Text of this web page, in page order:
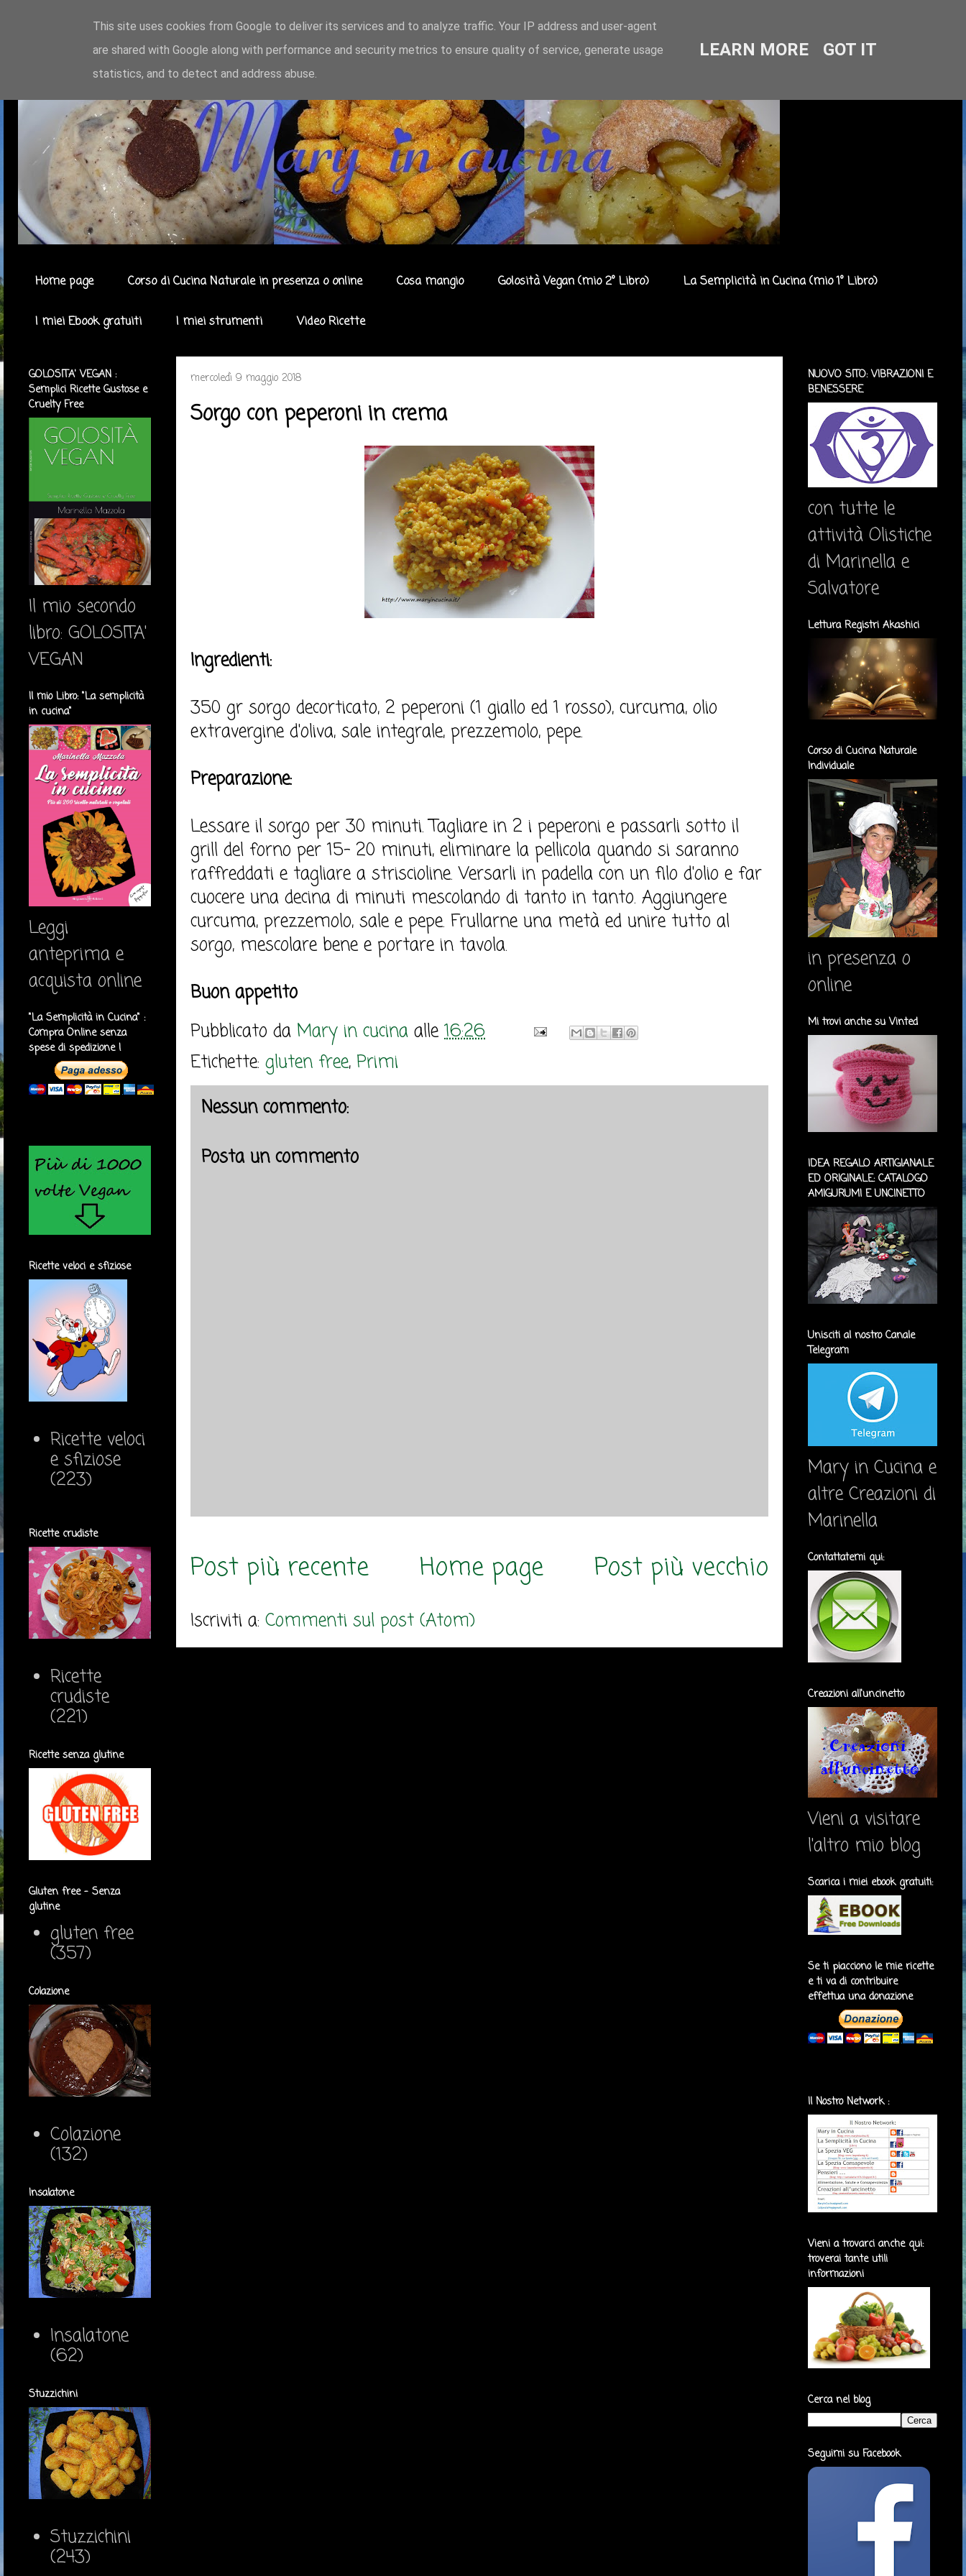
Home page Corso di Cucina Naturale in presenza o online Cosa mangio Golosità Vegan (mio 2° Libro) La Semplicità in Cucina (mio 1° Libro)
I miei Ebook gratuiti I miei strumenti Video Ricette
mercoledì 9 maggio 2018
Sorgo con peperoni in crema
Ingredienti:
350 gr sorgo decorticato, 2 peperoni (1 giallo ed 1 rosso), curcuma, olio
extravergine d'oliva, sale integrale, prezzemolo, pepe.
Preparazione:
Lessare il sorgo per 30 minuti. Tagliare in 2 i peperoni e passarli sotto il
grill del forno per 15- 20 minuti, eliminare la pellicola quando si saranno
raffreddati e tagliare a striscioline. Versarli in padella con un filo d'olio e far
cuocere una decina di minuti mescolando di tanto in tanto. Aggiungere
curcuma, prezzemolo, sale e pepe. Frullarne una metà ed unire tutto al
sorgo, mescolare bene e portare in tavola.
Buon appetito
Pubblicato da Mary in cucina alle 16:26
Etichette: gluten free, Primi
Nessun commento:
Posta un commento
Post più recente Post più vecchio
Home page
Iscriviti a: Commenti sul post (Atom)
GOLOSITA' VEGAN :
Semplici Ricette Gustose e
Cruelty Free
Il mio secondo
libro: GOLOSITA'
VEGAN
Il mio Libro: "La semplicità
in cucina"
Leggi
anteprima e
acquista online
"La Semplicità in Cucina" :
Compra Online senza
spese di spedizione !
Ricette veloci e sfiziose
Ricette veloci
e sfiziose
(223)
Ricette crudiste
Ricette
crudiste
(221)
Ricette senza glutine
Gluten free - Senza
glutine
gluten free
(357)
Colazione
Colazione
(132)
Insalatone
Insalatone
(62)
Stuzzichini
Stuzzichini
(243)
NUOVO SITO: VIBRAZIONI E
BENESSERE
con tutte le
attività Olistiche
di Marinella e
Salvatore
Lettura Registri Akashici
Corso di Cucina Naturale
Individuale
in presenza o
online
Mi trovi anche su Vinted
IDEA REGALO ARTIGIANALE
ED ORIGINALE: CATALOGO
AMIGURUMI E UNCINETTO
Unisciti al nostro Canale
Telegram
Mary in Cucina e
altre Creazioni di
Marinella
Contattatemi qui:
Creazioni all'uncinetto
Vieni a visitare
l'altro mio blog
Scarica i miei ebook gratuiti:
Se ti piacciono le mie ricette
e ti va di contribuire
effettua una donazione
Il Nostro Network :
Vieni a trovarci anche qui:
troverai tante utili
informazioni
Cerca nel blog
Seguimi su Facebook
This site uses cookies from Google to deliver its services and to analyze traffic. Your IP address and user-agent
are shared with Google along with performance and security metrics to ensure quality of service, generate usage
statistics, and to detect and address abuse.
LEARN MORE GOT IT